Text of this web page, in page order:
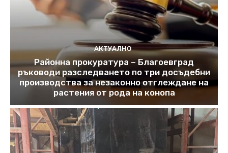
АКТУАЛНО
Районна прокуратура – Благоевград
ръководи разследването по три досъдебни
производства за незаконно отглеждане на
растения от рода на конопа